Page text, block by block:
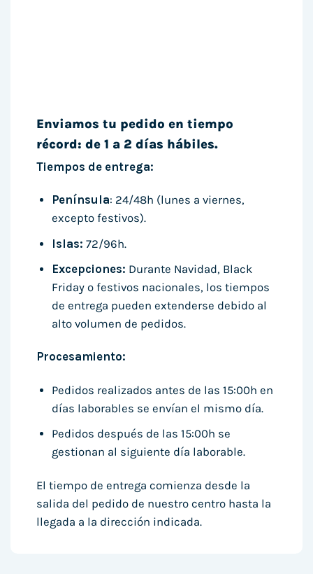
Enviamos tu pedido en tiempo
récord: de 1 a 2 días hábiles.
Tiempos de entrega:
Península: 24/48h (lunes a viernes,
excepto festivos).
Islas: 72/96h.
Excepciones: Durante Navidad, Black
Friday o festivos nacionales, los tiempos
de entrega pueden extenderse debido al
alto volumen de pedidos.
Procesamiento:
Pedidos realizados antes de las 15:00h en
días laborables se envían el mismo día.
Pedidos después de las 15:00h se
gestionan al siguiente día laborable.
El tiempo de entrega comienza desde la
salida del pedido de nuestro centro hasta la
llegada a la dirección indicada.